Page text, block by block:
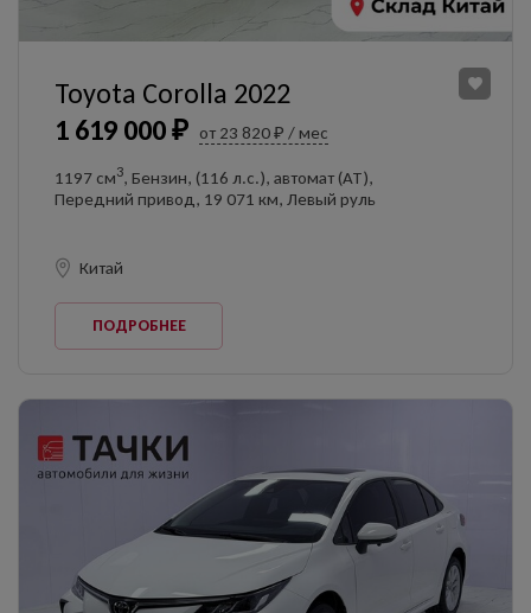
1 619 000 ₽ от 23 820 ₽ / мес
Toyota Corolla 2022
1197 см3, Бензин, (116 л.с.), автомат (AT),
Передний привод, 19 071 км, Левый руль
Китай
ПОДРОБНЕЕ